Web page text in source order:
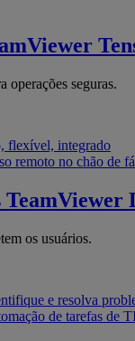
operações seguras.
flexível, integrado
remoto no chão de
TeamViewer
os usuários.
e resolva
de tarefas de